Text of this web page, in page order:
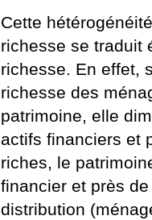
Cette
richesse se traduit
richesse. En effet,
richesse des
patrimoine, elle
actifs financiers et
riches, le
financier et près
distribution